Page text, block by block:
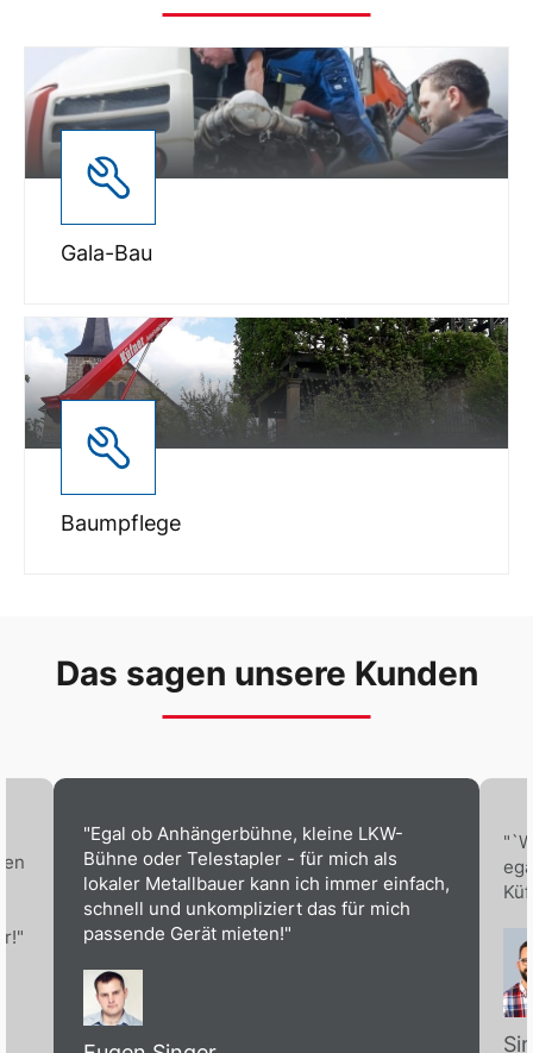
Gala-Bau
Baumpflege
Das sagen unsere Kunden
"Egal ob Anhängerbühne, kleine LKW-
Bühne oder Telestapler - für mich als
lokaler Metallbauer kann ich immer einfach,
schnell und unkompliziert das für mich
passende Gerät mieten!"